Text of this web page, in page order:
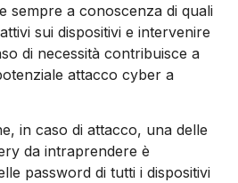
sempre a conoscenza di quali
sui dispositivi e intervenire
di necessità contribuisce a
attacco cyber a
in caso di attacco, una delle
da intraprendere è
password di tutti i di­spositivi